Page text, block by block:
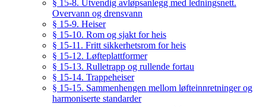
§ 15-8. Utvendig avløpsanlegg med ledningsnett.
Overvann og drensvann
§ 15-9. Heiser
§ 15-10. Rom og sjakt for heis
§ 15-11. Fritt sikkerhetsrom for heis
§ 15-12. Løfteplattformer
§ 15-13. Rulletrapp og rullende fortau
§ 15-14. Trappeheiser
§ 15-15. Sammenhengen mellom løfteinnretninger og
harmoniserte standarder